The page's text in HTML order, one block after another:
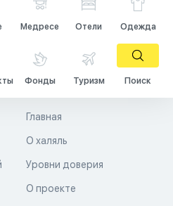
Медресе Отели Одежда
Фонды Туризм Поиск
Главная
О халяль
Уровни доверия
О проекте